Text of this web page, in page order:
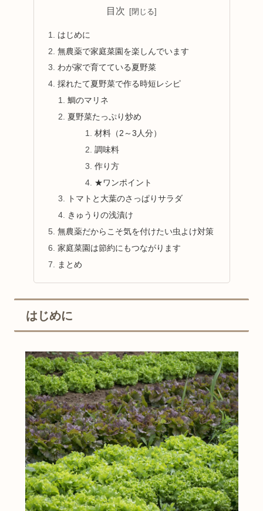
目次
はじめに
無農薬で家庭菜園を楽しんでいます
わが家で育てている夏野菜
採れたて夏野菜で作る時短レシピ
鯛のマリネ
夏野菜たっぷり炒め
材料（2～3人分）
調味料
作り方
★ワンポイント
トマトと大葉のさっぱりサラダ
きゅうりの浅漬け
無農薬だからこそ気を付けたい虫よけ対策
家庭菜園は節約にもつながります
まとめ
はじめに